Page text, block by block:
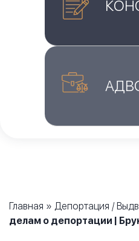
Главная » Депортация /
делам о депортации |